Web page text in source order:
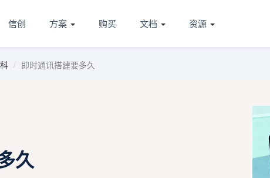
信创 方案 购买 文档 资源
即时通讯搭建要多久
久